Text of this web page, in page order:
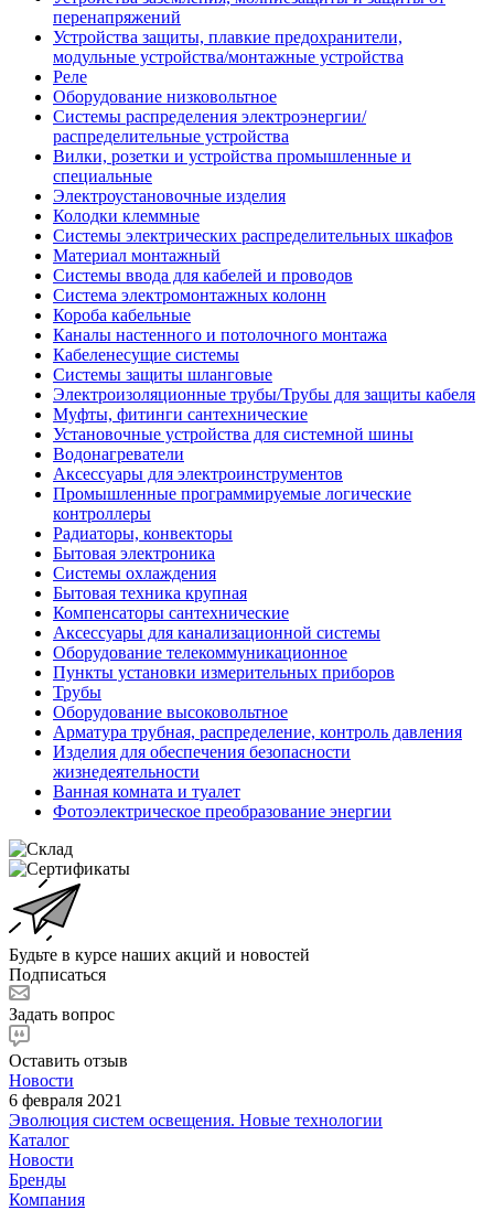
перенапряжений
Устройства защиты, плавкие предохранители,
модульные устройства/монтажные устройства
Реле
Оборудование низковольтное
Системы распределения электроэнергии/
распределительные устройства
Вилки, розетки и устройства промышленные и
специальные
Электроустановочные изделия
Колодки клеммные
Системы электрических распределительных шкафов
Материал монтажный
Системы ввода для кабелей и проводов
Система электромонтажных колонн
Короба кабельные
Каналы настенного и потолочного монтажа
Кабеленесущие системы
Системы защиты шланговые
Электроизоляционные трубы/Трубы для защиты кабеля
Муфты, фитинги сантехнические
Установочные устройства для системной шины
Водонагреватели
Аксессуары для электроинструментов
Промышленные программируемые логические
контроллеры
Радиаторы, конвекторы
Бытовая электроника
Системы охлаждения
Бытовая техника крупная
Компенсаторы сантехнические
Аксессуары для канализационной системы
Оборудование телекоммуникационное
Пункты установки измерительных приборов
Трубы
Оборудование высоковольтное
Арматура трубная, распределение, контроль давления
Изделия для обеспечения безопасности
жизнедеятельности
Ванная комната и туалет
Фотоэлектрическое преобразование энергии
Будьте в курсе наших акций и новостей
Подписаться
Задать вопрос
Оставить отзыв
Новости
6 февраля 2021
Эволюция систем освещения. Новые технологии
Каталог
Новости
Бренды
Компания